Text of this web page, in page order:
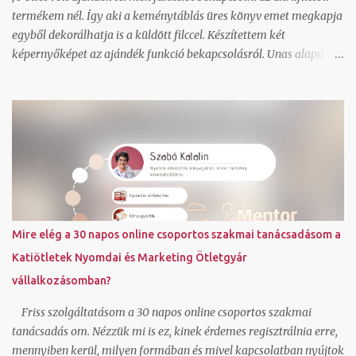
termékem nél. Így aki a keménytáblás üres könyv emet megkapja
egyből dekorálhatja is a küldött filccel. Készítettem két
képernyőképet az ajándék funkció bekapcsolásról. Unas alapú
képernyőképpel a kosár oldalt, ahol a marketing menü
beállítások szerint meg is jelenik a választható ajándék termék.
Mi a különbség a között, hogy a marketing menüben egy
szabályt beállítunk, amihez ajándék választható vagy a között
hogy a terméknél is beállítjuk, hogy ez ajándék termék? Az
előbbinél az ajándékba választható termék külön is megvehető,
az utóbbinál csak egy szabály szerinti beállításnál jelenik meg,
önállóan nem vásárolható meg. Miért akril filc választható
Mire elég a 30 napos online csoportos szakmai tanácsadásom a
Katiötletek Nyomdai és Marketing Ötletgyár
vállalkozásomban?
Friss szolgáltatásom a 30 napos online csoportos szakmai
tanácsadás om. Nézzük mi is ez, kinek érdemes regisztrálnia erre,
mennyiben kerül, milyen formában és mivel kapcsolatban nyújtok